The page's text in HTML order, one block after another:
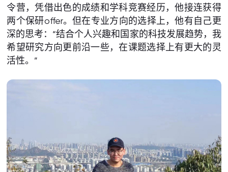
令营，凭借出色的成绩和学科竞赛经历，他接连获得
两个保研offer。但在专业方向的选择上，他有自己更
深的思考：“结合个人兴趣和国家的科技发展趋势，我
希望研究方向更前沿一些，在课题选择上有更大的灵
活性。”